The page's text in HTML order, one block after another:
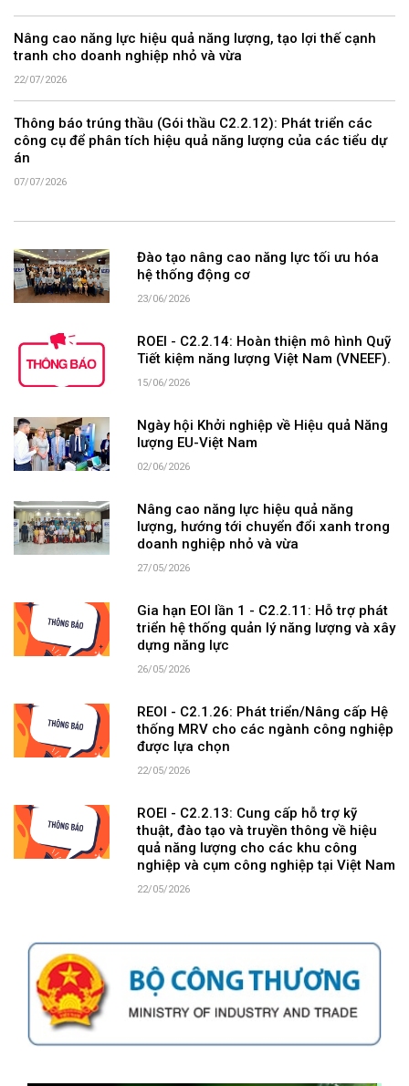
Nâng cao năng lực hiệu quả năng lượng, tạo lợi thế cạnh
tranh cho doanh nghiệp nhỏ và vừa
22/07/2026
Thông báo trúng thầu (Gói thầu C2.2.12): Phát triển các
công cụ để phân tích hiệu quả năng lượng của các tiểu dự
án
07/07/2026
Đào tạo nâng cao năng lực tối ưu hóa
hệ thống động cơ
23/06/2026
ROEI - C2.2.14: Hoàn thiện mô hình Quỹ
Tiết kiệm năng lượng Việt Nam (VNEEF).
15/06/2026
Ngày hội Khởi nghiệp về Hiệu quả Năng
lượng EU-Việt Nam
02/06/2026
Nâng cao năng lực hiệu quả năng
lượng, hướng tới chuyển đổi xanh trong
doanh nghiệp nhỏ và vừa
27/05/2026
Gia hạn EOI lần 1 - C2.2.11: Hỗ trợ phát
triển hệ thống quản lý năng lượng và xây
dựng năng lực
26/05/2026
REOI - C2.1.26: Phát triển/Nâng cấp Hệ
thống MRV cho các ngành công nghiệp
được lựa chọn
22/05/2026
ROEI - C2.2.13: Cung cấp hỗ trợ kỹ
thuật, đào tạo và truyền thông về hiệu
quả năng lượng cho các khu công
nghiệp và cụm công nghiệp tại Việt Nam
22/05/2026